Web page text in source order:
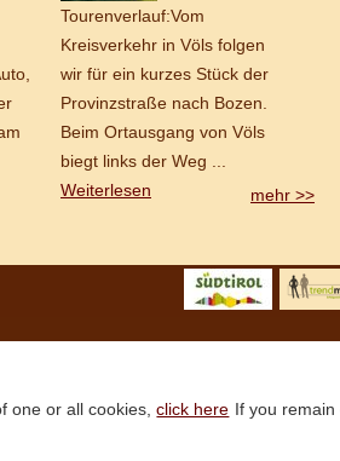
Tourenverlauf:Vom
Kreisverkehr in Völs folgen
wir für ein kurzes Stück der
Provinzstraße nach Bozen.
Beim Ortausgang von Völs
biegt links der Weg ...
Weiterlesen
mehr >>
one or all cookies,click here If you